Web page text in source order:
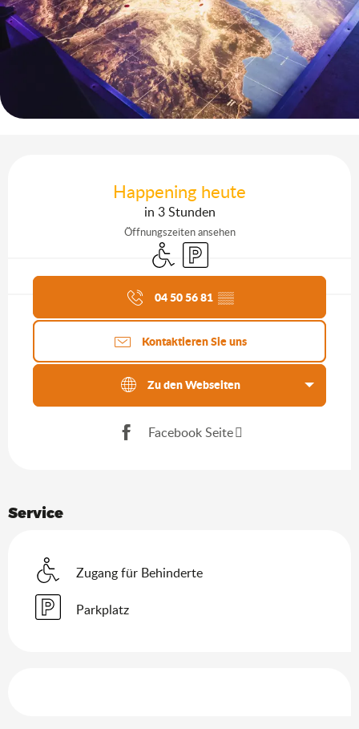
Happening heute
in 3 Stunden
Öffnungszeiten ansehen
Zugang für Behinderte
Parkplatz
Aktuelle Agenda
04 50 56 81 ▒▒
Kontaktieren Sie uns
Zu den Webseiten
Facebook Seite
Service
Zugang für Behinderte
Parkplatz